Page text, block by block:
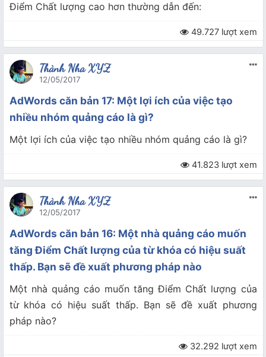
Điểm Chất lượng cao hơn thường dẫn đến:
49.727 lượt xem
Thành Nha XYZ
12/05/2017
AdWords căn bản 17: Một lợi ích của việc tạo
nhiều nhóm quảng cáo là gì?
Một lợi ích của việc tạo nhiều nhóm quảng cáo là gì?
41.823 lượt xem
Thành Nha XYZ
12/05/2017
AdWords căn bản 16: Một nhà quảng cáo muốn
tăng Điểm Chất lượng của từ khóa có hiệu suất
thấp. Bạn sẽ đề xuất phương pháp nào
Một nhà quảng cáo muốn tăng Điểm Chất lượng của
từ khóa có hiệu suất thấp. Bạn sẽ đề xuất phương
pháp nào?
32.292 lượt xem